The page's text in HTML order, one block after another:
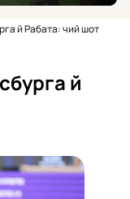
й Рабата: чий шот
й